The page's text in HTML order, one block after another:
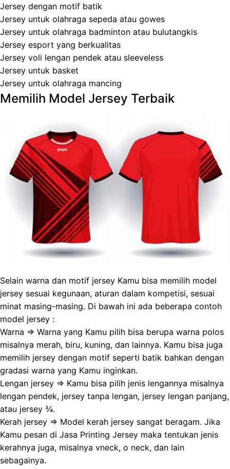
Jersey dengan motif batik
Jersey untuk olahraga sepeda atau gowes
Jersey untuk olahraga badminton atau bulutangkis
Jersey esport yang berkualitas
Jersey voli lengan pendek atau sleeveless
Jersey untuk basket
Jersey untuk olahraga mancing
Memilih Model Jersey Terbaik
Selain warna dan motif jersey Kamu bisa memilih model
jersey sesuai kegunaan, aturan dalam kompetisi, sesuai
minat masing-masing. Di bawah ini ada beberapa contoh
model jersey :
Warna => Warna yang Kamu pilih bisa berupa warna polos
misalnya merah, biru, kuning, dan lainnya. Kamu bisa juga
memilih jersey dengan motif seperti batik bahkan dengan
gradasi warna yang Kamu inginkan.
Lengan jersey => Kamu bisa pilih jenis lengannya misalnya
lengan pendek, jersey tanpa lengan, jersey lengan panjang,
atau jersey ¾.
Kerah jersey => Model kerah jersey sangat beragam. Jika
Kamu pesan di Jasa Printing Jersey maka tentukan jenis
kerahnya juga, misalnya vneck, o neck, dan lain
sebagainya.